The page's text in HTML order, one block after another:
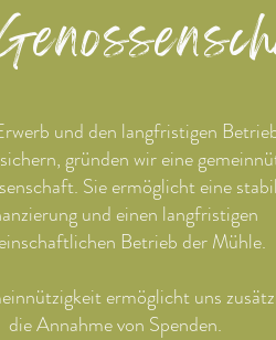
und den langfristigen
​gründen wir eine
Sie ermöglicht eine
und einen langfristigen
Betrieb der Mühle.
ermöglicht uns
die Annahme von Spenden.